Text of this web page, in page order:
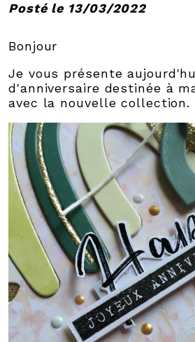
Posté le 13/03/2022
Bonjour
Je vous présente
d'anniversaire destinée à
avec la nouvelle collection.